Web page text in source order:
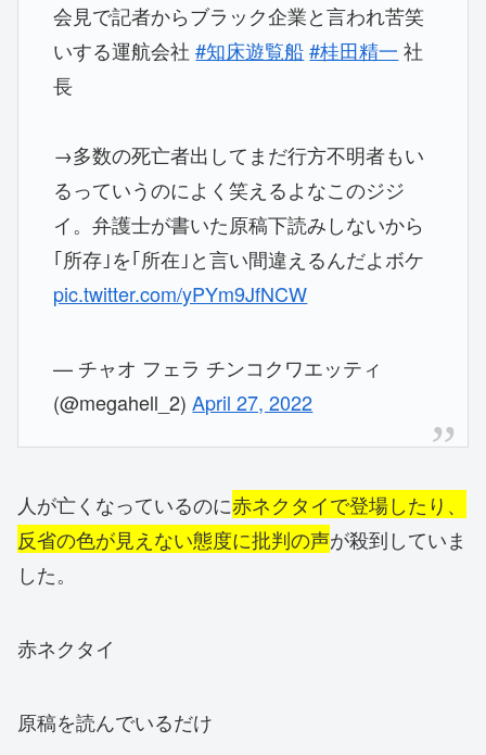
会見で記者からブラック企業と言われ苦笑
いする運航会社#知床遊覧船 #桂田精一 社
長
→多数の死亡者出してまだ行方不明者もい
るっていうのによく笑えるよなこのジジ
イ。弁護士が書いた原稿下読みしないから
｢所存｣を｢所在｣と言い間違えるんだよボケ
pic.twitter.com/yPYm9JfNCW
— チャオ フェラ チンコクワエッティ
(@megahell_2)April 27, 2022
人が亡くなっているのに赤ネクタイで登場したり、
反省の色が見えない態度に批判の声が殺到していま
した。
赤ネクタイ
原稿を読んでいるだけ